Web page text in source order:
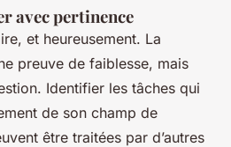
avec pertinence
et heureusement. La
preuve de faiblesse, mais
Identifier les tâches qui
de son champ de
être traitées par d’autres